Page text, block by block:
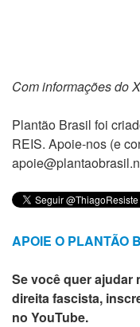
Com informações do X
Plantão Brasil foi
REIS. Apoie-nos (e
APOIE O PLANTÃO
Se você quer ajudar
direita fascista,
no YouTube.